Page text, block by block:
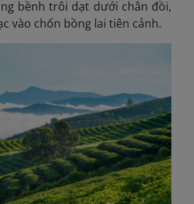
bềnh trôi dạt dưới chân đồi,
vào chốn bồng lai tiên cảnh.